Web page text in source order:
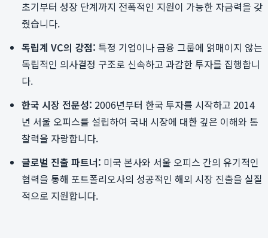
초기부터 성장 단계까지 전폭적인 지원이 가능한 자금력을 갖
췄습니다.
독립계 VC의 강점: 특정 기업이나 금융 그룹에 얽매이지 않는
독립적인 의사결정 구조로 신속하고 과감한 투자를 집행합니
다.
한국 시장 전문성: 2006년부터 한국 투자를 시작하고 2014
년 서울 오피스를 설립하여 국내 시장에 대한 깊은 이해와 통
찰력을 자랑합니다.
글로벌 진출 파트너: 미국 본사와 서울 오피스 간의 유기적인
협력을 통해 포트폴리오사의 성공적인 해외 시장 진출을 실질
적으로 지원합니다.